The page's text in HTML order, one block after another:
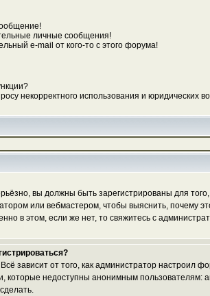
личные сообщения!
e-mail от кого-то с этого форума!
некорректного использования и юридических
вы должны быть зарегистрированы для
или вебмастером, чтобы выяснить, почему
в этом, если же нет, то свяжитесь с
зависит от того, как администратор
которые недоступны анонимным пользователям: